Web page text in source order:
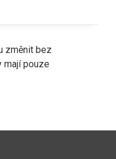
změnit bez
mají pouze